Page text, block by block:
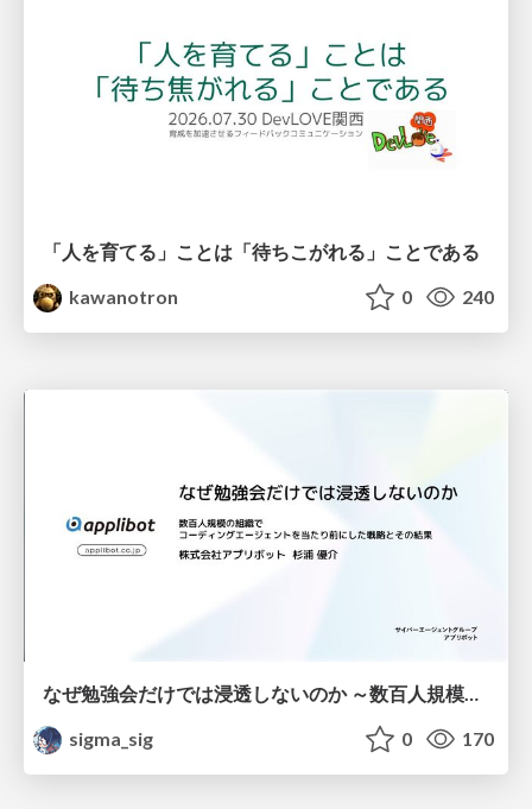
「人を育てる」ことは「待ちこがれる」ことである
kawanotron
0 240
なぜ勉強会だけでは浸透しないのか ～数百人規模の組織でコーディングエージェントを当たり前にした戦略とその結果～
sigma_sig
0 170